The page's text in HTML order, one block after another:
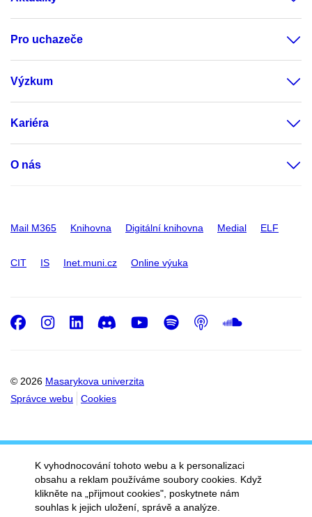
Pro uchazeče
Výzkum
Kariéra
O nás
Mail M365 Knihovna Digitální knihovna Medial ELF
CIT IS Inet.muni.cz Online výuka
© 2026 Masarykova univerzita
Správce webu
Cookies
Facebook
Instagram
LinkedIn
DiscordYoutube
Spotify
Podcast
K vyhodnocování tohoto webu a k personalizaci
obsahu a reklam používáme soubory cookies. Když
klikněte na „přijmout cookies", poskytnete nám
souhlas k jejich uložení, správě a analýze.